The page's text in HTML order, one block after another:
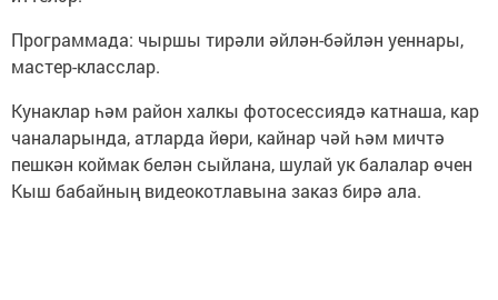
Программада: чыршы тирәли әйлән-бәйлән уеннары,
мастер-класслар.
Кунаклар һәм район халкы фотосессиядә катнаша, кар
чаналарында, атларда йөри, кайнар чәй һәм мичтә
пешкән коймак белән сыйлана, шулай ук балалар өчен
Кыш бабайның видеокотлавына заказ бирә ала.